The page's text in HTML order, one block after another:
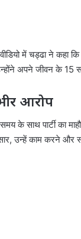
वीडियो में चड्ढा ने
अपने जीवन के 15
आरोप
समय के साथ पार्टी का
उन्हें काम करने और